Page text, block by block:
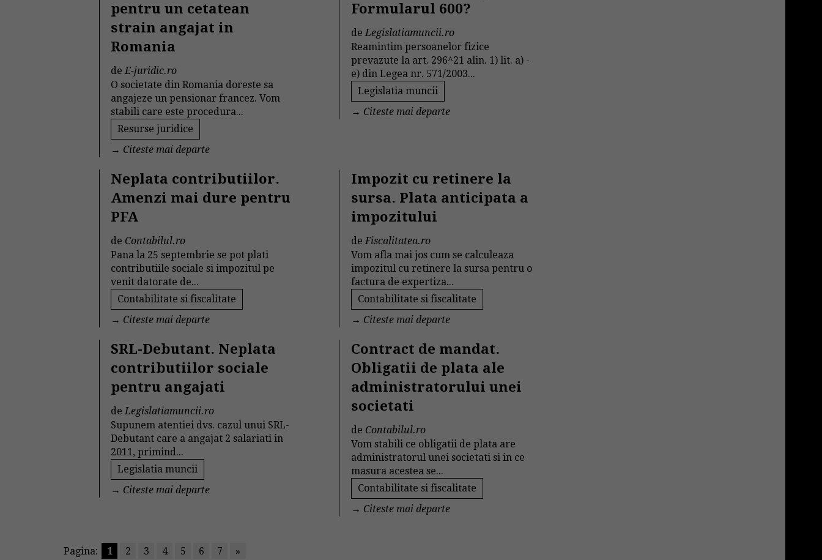
pentru un cetatean
strain angajat in
Romania
deE-juridic.ro
O societate din Romania doreste sa
angajeze un pensionar francez. Vom
stabili care este procedura...
Resurse juridice
→ Citeste mai departe
Formularul 600?
de Legislatiamuncii.ro
Reamintim persoanelor fizice
prevazute la art. 296^21 alin. 1) lit. a) -
e) din Legea nr. 571/2003...
Legislatia muncii
→ Citeste mai departe
Neplata contributiilor.
Amenzi mai dure pentru
PFA
de Contabilul.ro
Pana la 25 septembrie se pot plati
contributiile sociale si impozitul pe
venit datorate de...
Contabilitate si fiscalitate
→ Citeste mai departe
Impozit cu retinere la
sursa. Plata anticipata a
impozitului
deFiscalitatea.ro
Vom afla mai jos cum se calculeaza
impozitul cu retinere la sursa pentru o
factura de expertiza...
Contabilitate si fiscalitate
→ Citeste mai departe
SRL-Debutant. Neplata
contributiilor sociale
pentru angajati
deLegislatiamuncii.ro
Supunem atentiei dvs. cazul unui SRL-
Debutant care a angajat 2 salariati in
2011, primind...
Legislatia muncii
→ Citeste mai departe
Contract de mandat.
Obligatii de plata ale
administratorului unei
societati
de Contabilul.ro
Vom stabili ce obligatii de plata are
administratorul unei societati si in ce
masura acestea se...
Contabilitate si fiscalitate
→ Citeste mai departe
Pagina: 1 2 3 4 5 6 7 »